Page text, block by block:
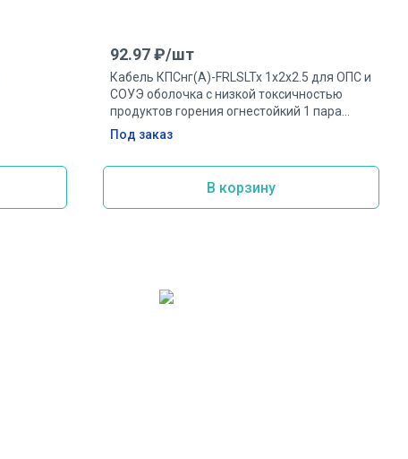
92.97 ₽/шт
Кабель КПСнг(А)-FRLSLTx 1х2х2.5 для ОПС и
СОУЭ оболочка с низкой токсичностью
продуктов горения огнестойкий 1 пара
2.5мм.кв
Под заказ
В корзину